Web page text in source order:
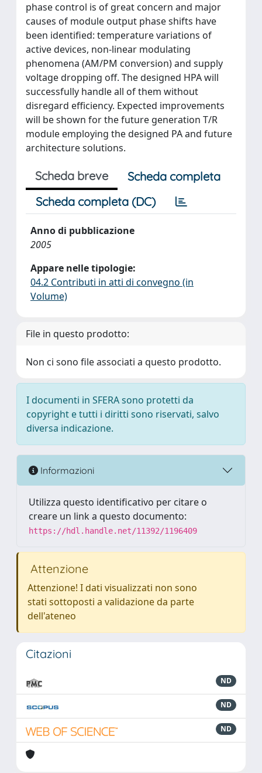
phase control is of great concern and major
causes of module output phase shifts have
been identified: temperature variations of
active devices, non-linear modulating
phenomena (AM/PM conversion) and supply
voltage dropping off. The designed HPA will
successfully handle all of them without
disregard efficiency. Expected improvements
will be shown for the future generation T/R
module employing the designed PA and future
architecture solutions.
Scheda breve
Scheda completa
Scheda completa (DC)
Anno di pubblicazione
2005
Appare nelle tipologie:
04.2 Contributi in atti di convegno (in
Volume)
File in questo prodotto:
Non ci sono file associati a questo prodotto.
I documenti in SFERA sono protetti da
copyright e tutti i diritti sono riservati, salvo
diversa indicazione.
Informazioni
Utilizza questo identificativo per citare o
creare un link a questo documento:
https://hdl.handle.net/11392/1196409
Attenzione
Attenzione! I dati visualizzati non sono
stati sottoposti a validazione da parte
dell'ateneo
Citazioni
ND
ND
ND